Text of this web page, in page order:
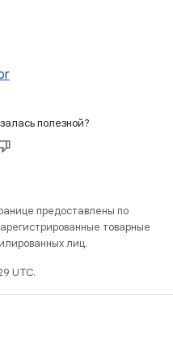
полезной?
предоставлены по
товарные
лиц.
UTC.